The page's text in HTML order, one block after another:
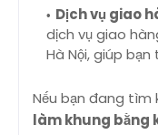
Dịch vụ giao
dịch vụ giao
Hà Nội, giúp
Nếu bạn đang tìm
làm khung bằng